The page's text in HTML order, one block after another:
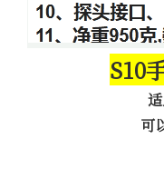
S10
可